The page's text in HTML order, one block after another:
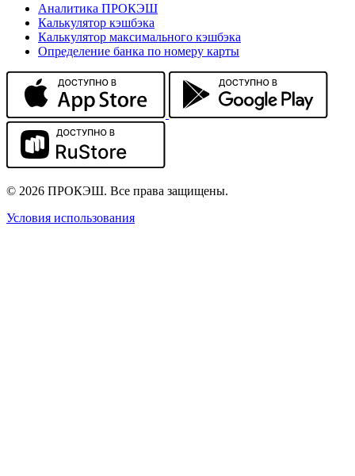
Аналитика ПРОКЭШ
Калькулятор кэшбэка
Калькулятор максимального кэшбэка
Определение банка по номеру карты
© 2026 ПРОКЭШ. Все права защищены.
Условия использования